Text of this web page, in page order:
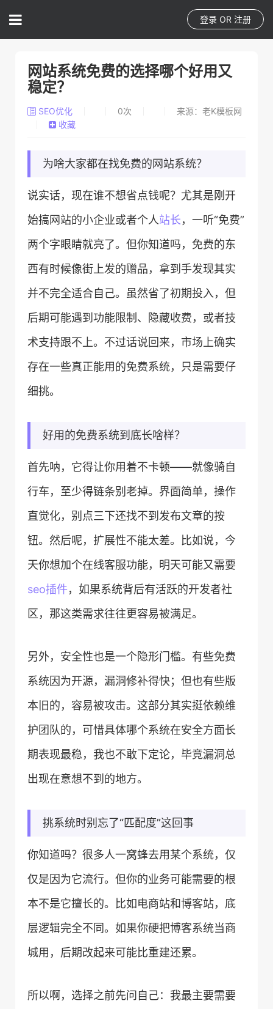
登录 OR 注册
网站系统免费的选择哪个好用又
稳定？
SEO优化 0次
来源：老K模板网
收藏
为啥大家都在找免费的网站系统？
说实话，现在谁不想省点钱呢？尤其是刚开
始搞网站的小企业或者个人站长，一听“免费”
两个字眼睛就亮了。但你知道吗，免费的东
西有时候像街上发的赠品，拿到手发现其实
并不完全适合自己。虽然省了初期投入，但
后期可能遇到功能限制、隐藏收费，或者技
术支持跟不上。不过话说回来，市场上确实
存在一些真正能用的免费系统，只是需要仔
细挑。
好用的免费系统到底长啥样？
首先呐，它得让你用着不卡顿——就像骑自
行车，至少得链条别老掉。界面简单，操作
直觉化，别点三下还找不到发布文章的按
钮。然后呢，扩展性不能太差。比如说，今
天你想加个在线客服功能，明天可能又需要
seo插件，如果系统背后有活跃的开发者社
区，那这类需求往往更容易被满足。
另外，安全性也是一个隐形门槛。有些免费
系统因为开源，漏洞修补得快；但也有些版
本旧的，容易被攻击。这部分其实挺依赖维
护团队的，可惜具体哪个系统在安全方面长
期表现最稳，我也不敢下定论，毕竟漏洞总
出现在意想不到的地方。
挑系统时别忘了“匹配度”这回事
你知道吗？很多人一窝蜂去用某个系统，仅
仅是因为它流行。但你的业务可能需要的根
本不是它擅长的。比如电商站和博客站，底
层逻辑完全不同。如果你硬把博客系统当商
城用，后期改起来可能比重建还累。
所以啊，选择之前先问自己：我最主要需要